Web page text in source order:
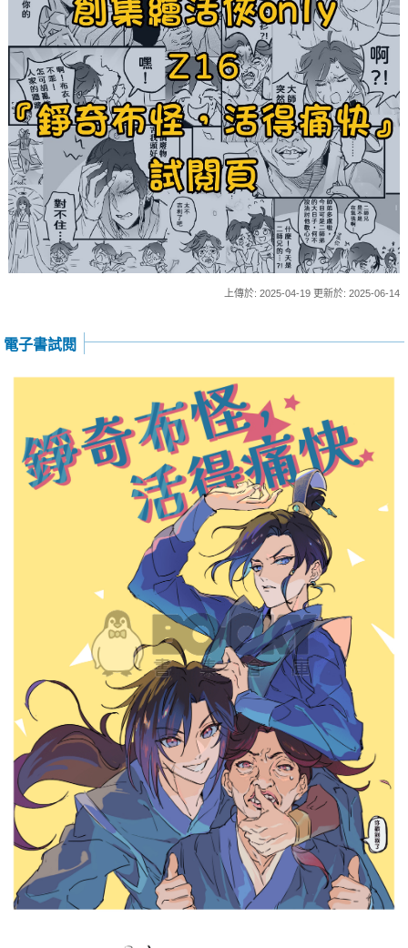
上傳於: 2025-04-19 更新於: 2025-06-14
電子書試閱